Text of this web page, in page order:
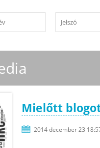
Mielőtt
2014 december 23